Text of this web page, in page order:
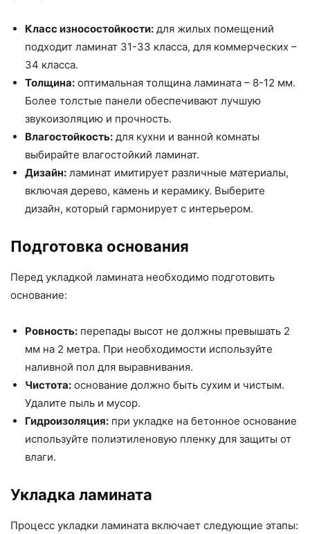
Класс износостойкости: для жилых помещений
подходит ламинат 31-33 класса, для коммерческих –
34 класса.
Толщина: оптимальная толщина ламината – 8-12 мм.
Более толстые панели обеспечивают лучшую
звукоизоляцию и прочность.
Влагостойкость: для кухни и ванной комнаты
выбирайте влагостойкий ламинат.
Дизайн: ламинат имитирует различные материалы,
включая дерево, камень и керамику. Выберите
дизайн, который гармонирует с интерьером.
Подготовка основания
Перед укладкой ламината необходимо подготовить
основание:
Ровность: перепады высот не должны превышать 2
мм на 2 метра. При необходимости используйте
наливной пол для выравнивания.
Чистота: основание должно быть сухим и чистым.
Удалите пыль и мусор.
Гидроизоляция: при укладке на бетонное основание
используйте полиэтиленовую пленку для защиты от
влаги.
Укладка ламината
Процесс укладки ламината включает следующие этапы: